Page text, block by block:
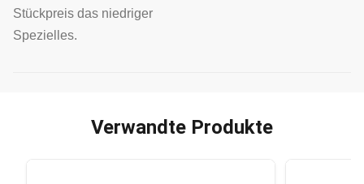
Stückpreis das niedriger
Spezielles.
Verwandte Produkte